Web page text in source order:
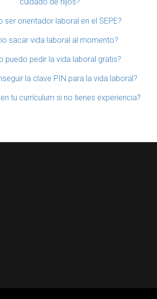
ser orientador laboral en el SEPE?
sacar vida laboral al momento?
puedo pedir la vida laboral gratis?
la clave PIN para la vida laboral?
tu currículum si no tienes experiencia?